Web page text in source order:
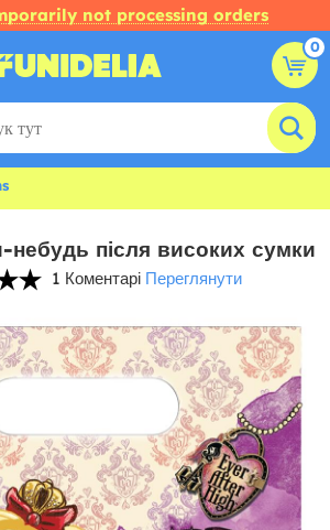
not processing orders
0
небудь після високих сумки
1 Коментарі Переглянути